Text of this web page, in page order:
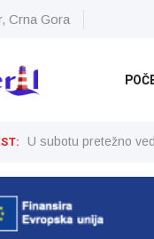
Crna Gora
U subotu pretežno